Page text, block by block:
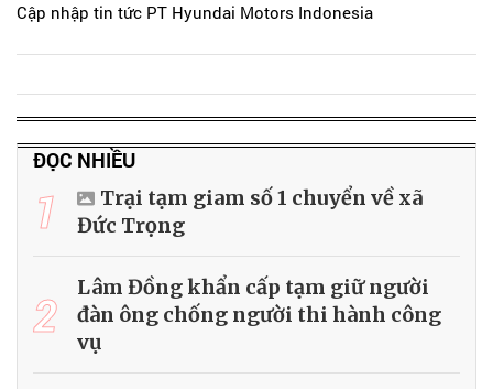
Cập nhập tin tức PT Hyundai Motors Indonesia
ĐỌC NHIỀU
1
Trại tạm giam số 1 chuyển về xã
Đức Trọng
2
Lâm Đồng khẩn cấp tạm giữ người
đàn ông chống người thi hành công
vụ